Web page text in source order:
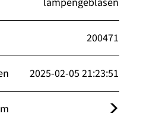
200471
2025-02-05 21:23:51